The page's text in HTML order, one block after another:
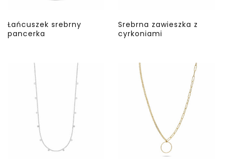
Łańcuszek srebrny
pancerka
Srebrna zawieszka z
cyrkoniami